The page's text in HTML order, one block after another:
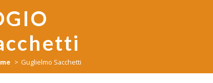
Guglielmo Sacchetti